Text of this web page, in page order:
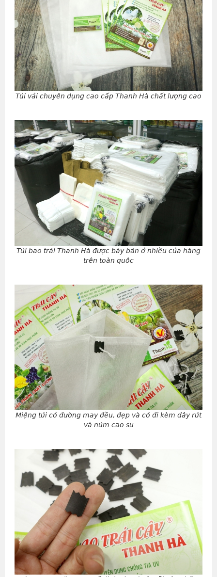
Túi vải chuyên dụng cao cấp Thanh Hà chất lượng cao
Túi bao trái Thanh Hà được bày bán ở nhiều của hàng
trên toàn quôc
Miệng túi có đường may đều, đẹp và có đi kèm dây rút
và núm cao su